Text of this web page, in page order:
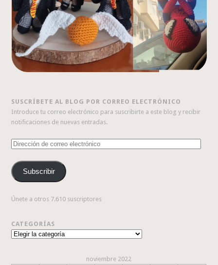
SUSCRÍBETE AL BLOG POR CORREO ELECTRÓNICO
Introduce tu correo electrónico para suscribirte a este blog y recibir
notificaciones de nuevas entradas.
Dirección
correo
electrónico
Subscribir
Únete a otros 7.610 suscriptores
CATEGORÍAS
Categorías
noviembre 2022